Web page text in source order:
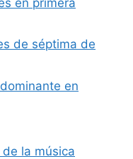
de séptima de
en
la música